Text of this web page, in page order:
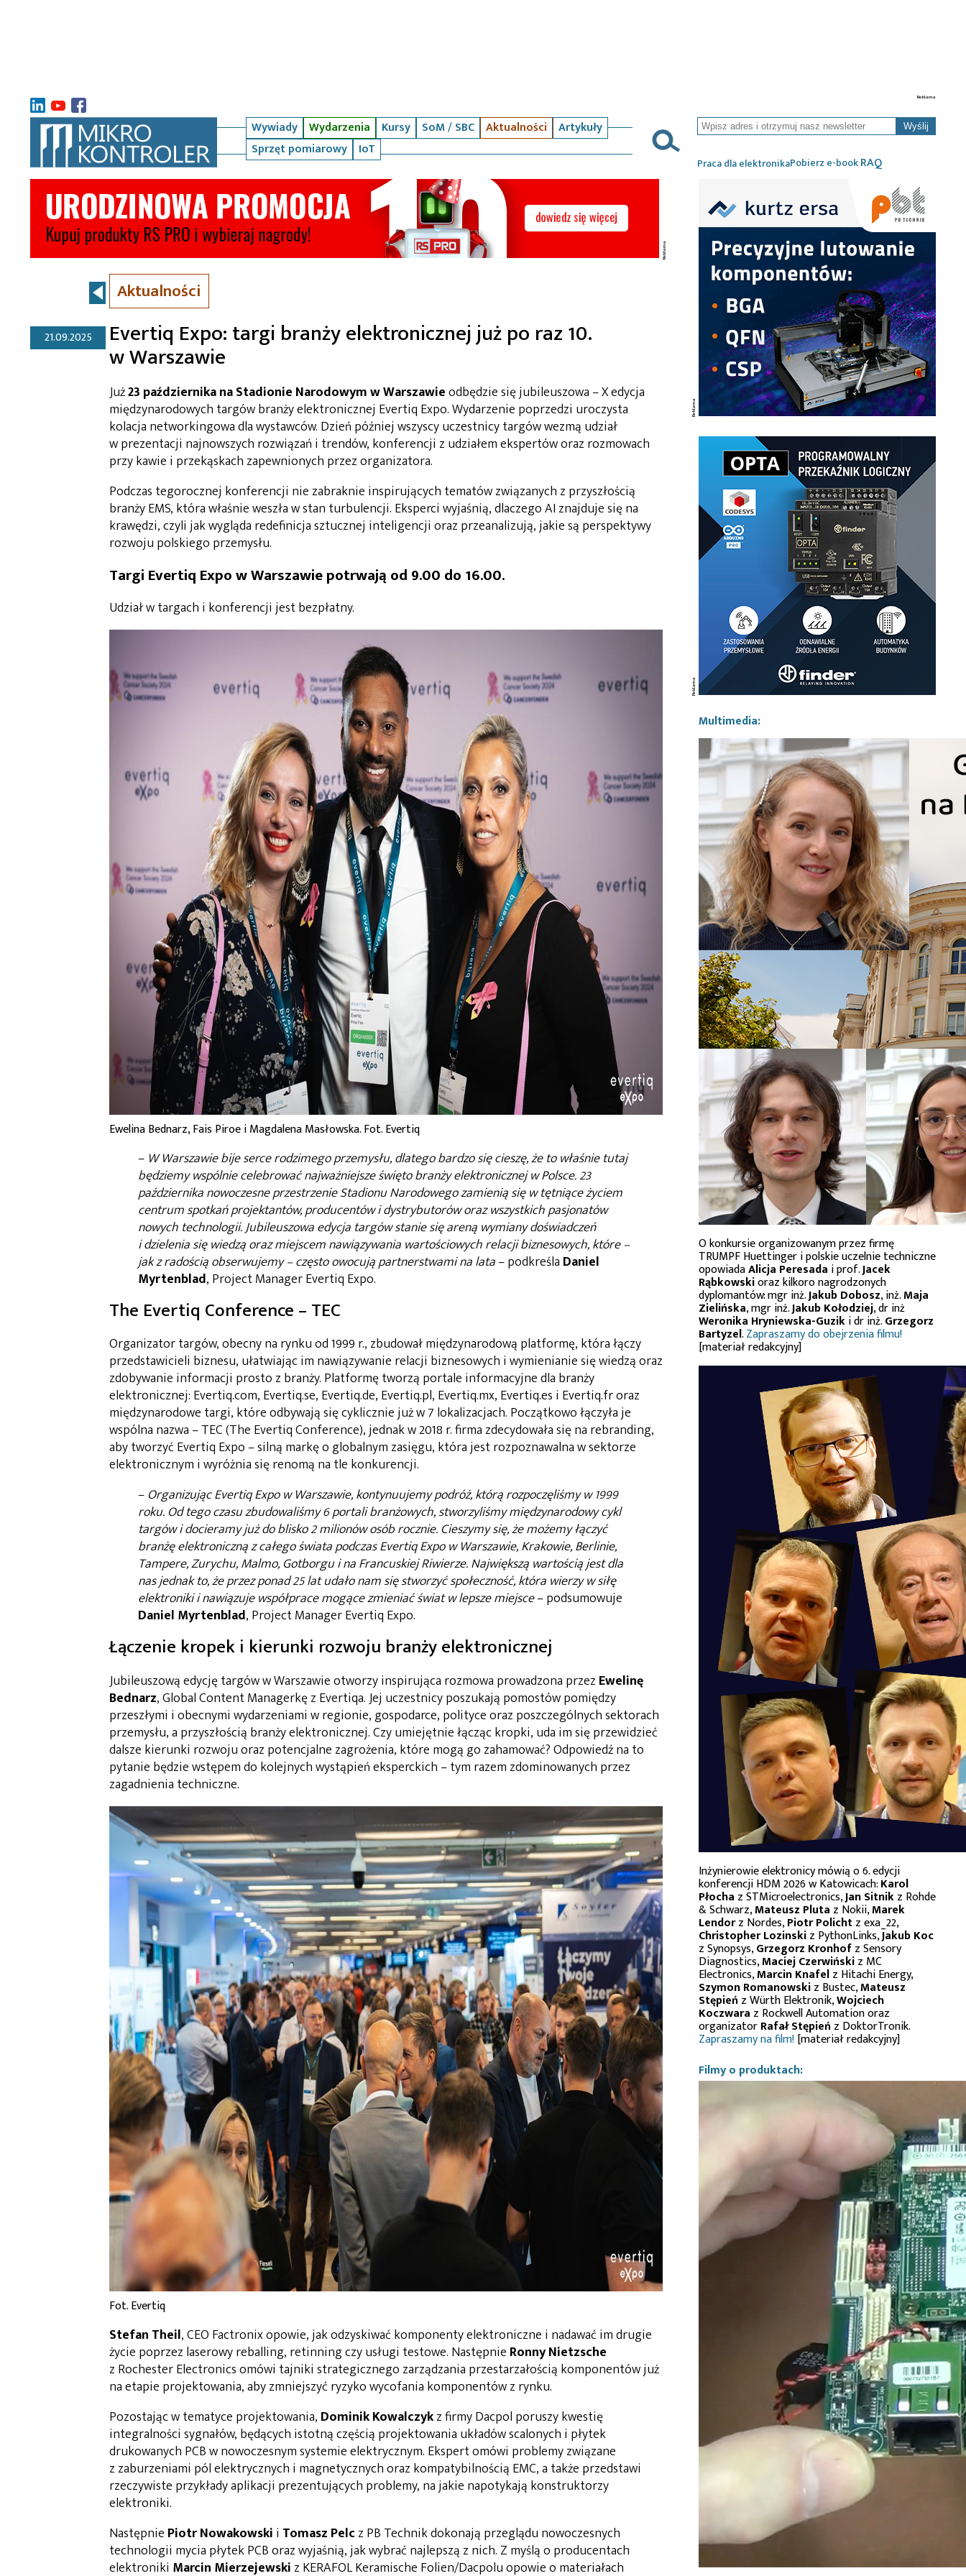
Wywiady Wydarzenia Kursy SoM / SBC Aktualności
Artykuły
Sprzęt pomiarowy
IoT
Wyślij
Praca dla elektronikaPobierz e-bookRAQ
Aktualności
21.09.2025 Evertiq Expo: targi branży elektronicznej już po raz 10.
w Warszawie
Już23 października na Stadionie Narodowym w Warszawieodbędzie się jubileuszowa – X edycja
międzynarodowych targów branży elektronicznej Evertiq Expo. Wydarzenie poprzedzi uroczysta
kolacja networkingowa dla wystawców. Dzień później wszyscy uczestnicy targów wezmą udział
w prezentacji najnowszych rozwiązań i trendów, konferencji z udziałem ekspertów oraz rozmowach
przy kawie i przekąskach zapewnionych przez organizatora.
Podczas tegorocznej konferencji nie zabraknie inspirujących tematów związanych z przyszłością
branży EMS, która właśnie weszła w stan turbulencji. Eksperci wyjaśnią, dlaczego AI znajduje się na
krawędzi, czyli jak wygląda redefinicja sztucznej inteligencji oraz przeanalizują, jakie są perspektywy
rozwoju polskiego przemysłu.
Targi Evertiq Expo w Warszawie potrwają od 9.00 do 16.00.
Udział w targach i konferencji jest bezpłatny.
Ewelina Bednarz, Fais Piroe i Magdalena Masłowska. Fot. Evertiq
– W Warszawie bije serce rodzimego przemysłu, dlatego bardzo się cieszę, że to właśnie tutaj
będziemy wspólnie celebrować najważniejsze święto branży elektronicznej w Polsce. 23
października nowoczesne przestrzenie Stadionu Narodowego zamienią się w tętniące życiem
centrum spotkań projektantów, producentów i dystrybutorów oraz wszystkich pasjonatów
nowych technologii. Jubileuszowa edycja targów stanie się areną wymiany doświadczeń
i dzielenia się wiedzą oraz miejscem nawiązywania wartościowych relacji biznesowych, które –
jak z radością obserwujemy – często owocują partnerstwami na lata– podkreśla Daniel
Myrtenblad, Project Manager Evertiq Expo.
The Evertiq Conference – TEC
Organizator targów, obecny na rynku od 1999 r., zbudował międzynarodową platformę, która łączy
przedstawicieli biznesu, ułatwiając im nawiązywanie relacji biznesowych i wymienianie się wiedzą oraz
zdobywanie informacji prosto z branży. Platformę tworzą portale informacyjne dla branży
elektronicznej: Evertiq.com, Evertiq.se, Evertiq.de, Evertiq.pl, Evertiq.mx, Evertiq.es i Evertiq.fr oraz
międzynarodowe targi, które odbywają się cyklicznie już w 7 lokalizacjach. Początkowo łączyła je
wspólna nazwa – TEC (The Evertiq Conference), jednak w 2018 r. firma zdecydowała się na rebranding,
aby tworzyć Evertiq Expo – silną markę o globalnym zasięgu, która jest rozpoznawalna w sektorze
elektronicznym i wyróżnia się renomą na tle konkurencji.
– Organizując Evertiq Expo w Warszawie, kontynuujemy podróż, którą rozpoczęliśmy w 1999
roku. Od tego czasu zbudowaliśmy 6 portali branżowych, stworzyliśmy międzynarodowy cykl
targów i docieramy już do blisko 2 milionów osób rocznie. Cieszymy się, że możemy łączyć
branżę elektroniczną z całego świata podczas Evertiq Expo w Warszawie, Krakowie, Berlinie,
Tampere, Zurychu, Malmo, Gotborgu i na Francuskiej Riwierze. Największą wartością jest dla
nas jednak to, że przez ponad 25 lat udało nam się stworzyć społeczność, która wierzy w siłę
elektroniki i nawiązuje współprace mogące zmieniać świat w lepsze miejsce– podsumowuje
Daniel Myrtenblad, Project Manager Evertiq Expo.
Łączenie kropek i kierunki rozwoju branży elektronicznej
Jubileuszową edycję targów w Warszawie otworzy inspirująca rozmowa prowadzona przez Ewelinę
Bednarz, Global Content Managerkę z Evertiqa. Jej uczestnicy poszukają pomostów pomiędzy
przeszłymi i obecnymi wydarzeniami w regionie, gospodarce, polityce oraz poszczególnych sektorach
przemysłu, a przyszłością branży elektronicznej. Czy umiejętnie łącząc kropki, uda im się przewidzieć
dalsze kierunki rozwoju oraz potencjalne zagrożenia, które mogą go zahamować? Odpowiedź na to
pytanie będzie wstępem do kolejnych wystąpień eksperckich – tym razem zdominowanych przez
zagadnienia techniczne.
Fot. Evertiq
Stefan Theil, CEO Factronix opowie, jak odzyskiwać komponenty elektroniczne i nadawać im drugie
życie poprzez laserowy reballing, retinning czy usługi testowe. Następnie Ronny Nietzsche
z Rochester Electronics omówi tajniki strategicznego zarządzania przestarzałością komponentów już
na etapie projektowania, aby zmniejszyć ryzyko wycofania komponentów z rynku.
Pozostając w tematyce projektowania, Dominik Kowalczykz firmy Dacpol poruszy kwestię
integralności sygnałów, będących istotną częścią projektowania układów scalonych i płytek
drukowanych PCB w nowoczesnym systemie elektrycznym. Ekspert omówi problemy związane
z zaburzeniami pól elektrycznych i magnetycznych oraz kompatybilnością EMC, a także przedstawi
rzeczywiste przykłady aplikacji prezentujących problemy, na jakie napotykają konstruktorzy
elektroniki.
Następnie Piotr Nowakowski i Tomasz Pelc z PB Technik dokonają przeglądu nowoczesnych
technologii mycia płytek PCB oraz wyjaśnią, jak wybrać najlepszą z nich. Z myślą o producentach
elektroniki Marcin Mierzejewski z KERAFOL Keramische Folien/Dacpolu opowie o materiałach
Multimedia:
O konkursie organizowanym przez firmę
TRUMPF Huettinger i polskie uczelnie techniczne
opowiadaAlicja Peresada i prof.Jacek
Rąbkowskioraz kilkoro nagrodzonych
dyplomantów: mgr inż.Jakub Dobosz, inż.Maja
Zielińska, mgr inż.Jakub Kołodziej, dr inż
Weronika Hryniewska-Guziki dr inż.Grzegorz
Bartyzel.Zapraszamy do obejrzenia filmu!
[materiał redakcyjny]
Inżynierowie elektronicy mówią o 6. edycji
konferencji HDM 2026 w Katowicach:Karol
Płocha z STMicroelectronics,Jan Sitnikz Rohde
& Schwarz,Mateusz Pluta z Nokii,Marek
Lendorz Nordes,Piotr Polichtz exa_22,
Christopher Lozinskiz PythonLinks,Jakub Koc
z Synopsys,Grzegorz Kronhofz Sensory
Diagnostics,Maciej Czerwińskiz MC
Electronics,Marcin Knafelz Hitachi Energy,
Szymon Romanowskiz Bustec,Mateusz
Stępień z Würth Elektronik,Wojciech
Koczwara z Rockwell Automation oraz
organizatorRafał Stępień z DoktorTronik.
Zapraszamy na film![materiał redakcyjny]
Filmy o produktach: